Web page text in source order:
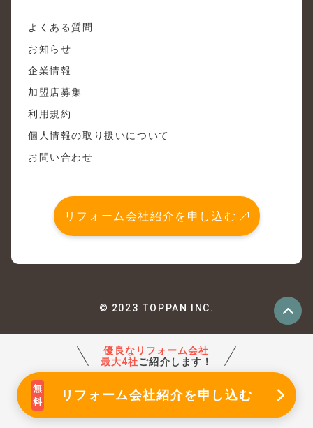
よくある質問
お知らせ
企業情報
加盟店募集
利用規約
個人情報の取り扱いについて
お問い合わせ
リフォーム会社紹介を申し込む
© 2023 TOPPAN INC.
優良なリフォーム会社
最大4社ご紹介します！
リフォーム会社紹介を申し込む